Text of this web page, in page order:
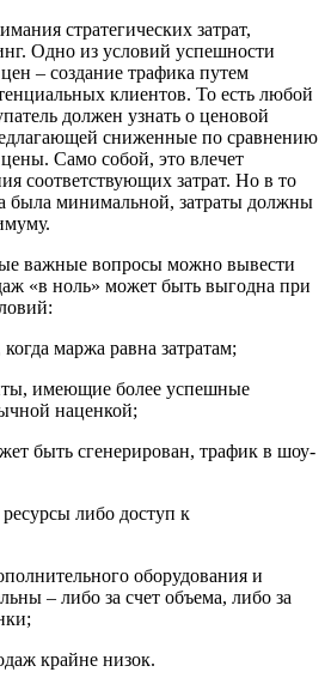
стратегических затрат,
Одно из условий успешности
– создание трафика путем
клиентов. То есть любой
должен узнать о ценовой
сниженные по сравнению
Само собой, это влечет
соответствующих затрат. Но в то
была минимальной, затраты должны
важные вопросы можно вывести
«в ноль» может быть выгодна при
маржа равна затратам;
имеющие более успешные
наценкой;
быть сгенерирован, трафик в шоу-
либо доступ к
оборудования и
– либо за счет объема, либо за
крайне низок.